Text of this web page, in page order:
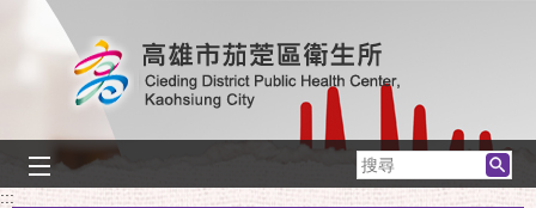
跳到主要內容區塊
搜
尋
:::